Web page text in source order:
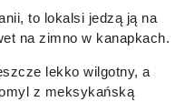
to lokalsi jedzą ją na
na zimno w kanapkach.
lekko wilgotny, a
z meksykańską